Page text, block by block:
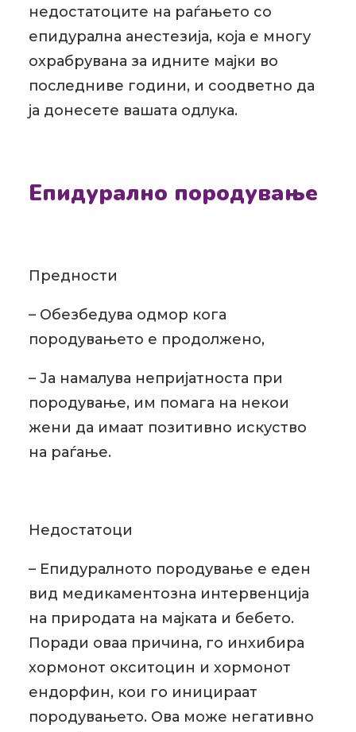
недостатоците на раѓањето со
епидурална анестезија, која е многу
охрабрувана за идните мајки во
последниве години, и соодветно да
ја донесете вашата одлука.
Епидурално породување
Предности
– Обезбедува одмор кога
породувањето е продолжено,
– Ја намалува непријатноста при
породување, им помага на некои
жени да имаат позитивно искуство
на раѓање.
Недостатоци
– Епидуралното породување е еден
вид медикаментозна интервенција
на природата на мајката и бебето.
Поради оваа причина, го инхибира
хормонот окситоцин и хормонот
ендорфин, кои го иницираат
породувањето. Ова може негативно